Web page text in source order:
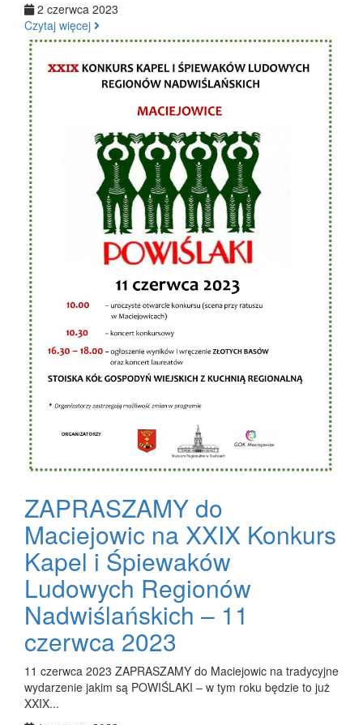
2 czerwca 2023
Czytaj więcej
ZAPRASZAMY do
Maciejowic na XXIX Konkurs
Kapel i Śpiewaków
Ludowych Regionów
Nadwiślańskich – 11
czerwca 2023
11 czerwca 2023 ZAPRASZAMY do Maciejowic na tradycyjne
wydarzenie jakim są POWIŚLAKI – w tym roku będzie to już
XXIX...